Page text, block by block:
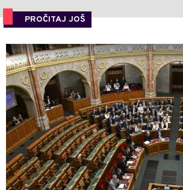
PROČITAJ JOŠ